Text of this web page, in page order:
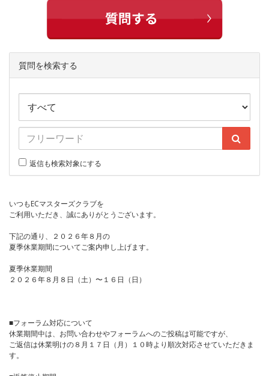
質問を検索する
返信も検索対象にする
いつもECマスターズクラブを
ご利用いただき、誠にありがとうございます。
下記の通り、２０２６年８月の
夏季休業期間についてご案内申し上げます。
夏季休業期間
２０２６年８月８日（土）〜１６日（日）
■フォーラム対応について
休業期間中は、お問い合わせやフォーラムへのご投稿は可能ですが、
ご返信は休業明けの８月１７日（月）１０時より順次対応させていただきま
す。